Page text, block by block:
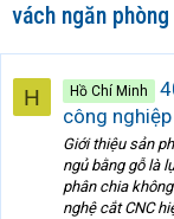
vách ngăn
H Hồ Chí Minh
công
Giới thiệu sản
ngủ bằng gỗ là
phân chia
nghệ cắt CNC